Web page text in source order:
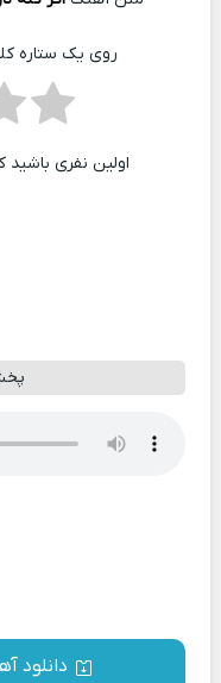
روی یک ستاره
اولین نفری
دانلود